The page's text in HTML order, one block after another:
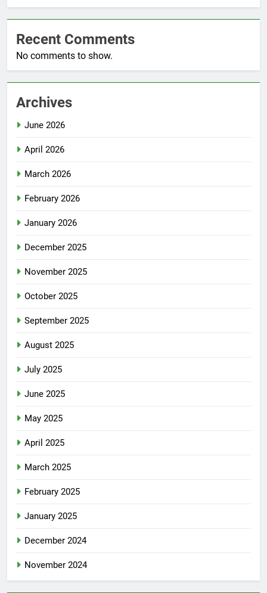
Recent Comments
No comments to show.
Archives
June 2026
April 2026
March 2026
February 2026
January 2026
December 2025
November 2025
October 2025
September 2025
August 2025
July 2025
June 2025
May 2025
April 2025
March 2025
February 2025
January 2025
December 2024
November 2024